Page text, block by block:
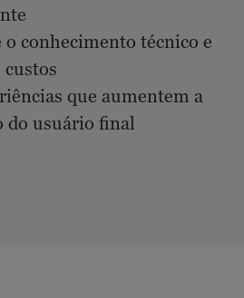
o conhecimento técnico e
custos
que aumentem a
do usuário final